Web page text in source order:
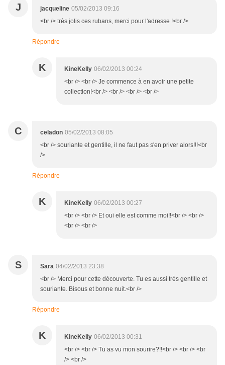
J jacqueline 05/02/2013 09:16
<br /> très jolis ces rubans, merci pour l'adresse !<br />
Répondre
K KineKelly 06/02/2013 00:24
<br /> <br /> Je commence à en avoir une petite
collection!<br /> <br /> <br /> <br />
C celadon 05/02/2013 08:05
<br /> souriante et gentille, il ne faut pas s'en priver alors!!!<br
/>
Répondre
K KineKelly 06/02/2013 00:27
<br /> <br /> Et oui elle est comme moi!!<br /> <br />
<br /> <br />
S Sara 04/02/2013 23:38
<br /> Merci pour cette découverte. Tu es aussi très gentille et
souriante. Bisous et bonne nuit.<br />
Répondre
K KineKelly 06/02/2013 00:31
<br /> <br /> Tu as vu mon sourire?!!<br /> <br /> <br
/> <br />